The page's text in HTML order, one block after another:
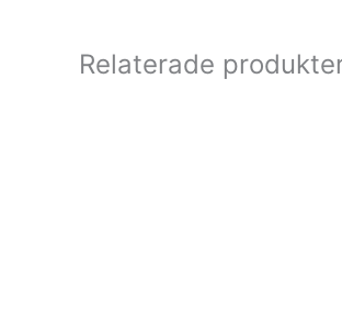
Relaterade